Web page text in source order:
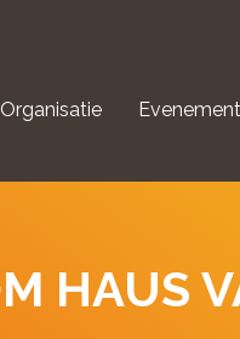
Organisatie
HAUS